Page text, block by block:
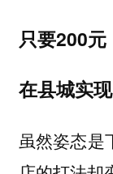
只要200元
在县城实
虽然姿态是